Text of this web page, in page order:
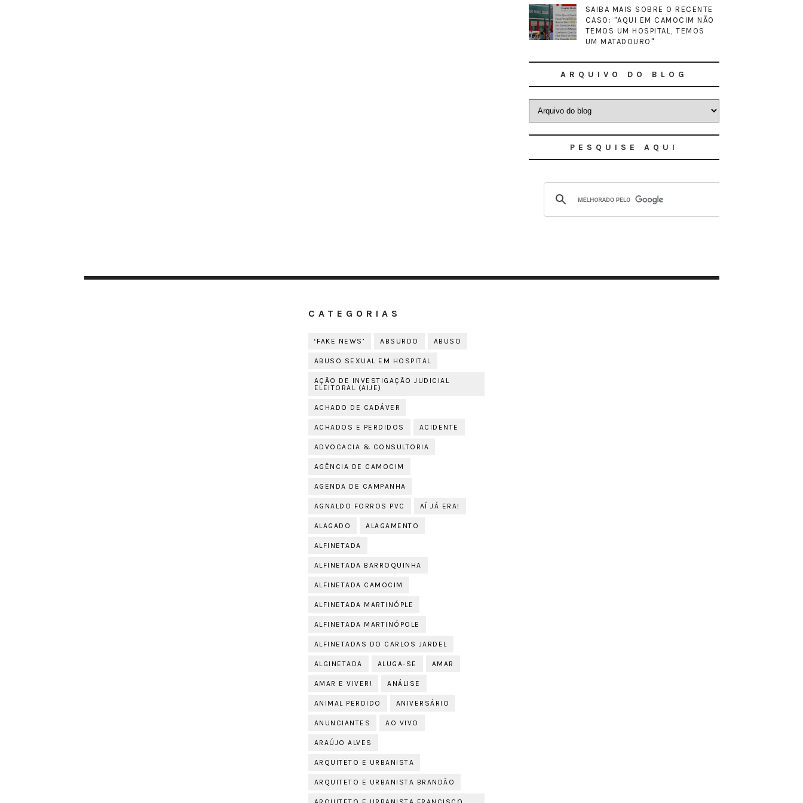
SAIBA MAIS SOBRE O RECENTE
CASO: "AQUI EM CAMOCIM NÃO
TEMOS UM HOSPITAL, TEMOS
UM MATADOURO"
ARQUIVO DO BLOG
PESQUISE AQUI
CATEGORIAS
‘FAKE NEWS’ ABSURDO ABUSO
ABUSO SEXUAL EM HOSPITAL
AÇÃO DE INVESTIGAÇÃO JUDICIAL
ELEITORAL (AIJE)
ACHADO DE CADÁVER
ACHADOS E PERDIDOS ACIDENTE
ADVOCACIA & CONSULTORIA
AGÊNCIA DE CAMOCIM
AGENDA DE CAMPANHA
AGNALDO FORROS PVC AÍ JÁ ERA!
ALAGADO ALAGAMENTO
ALFINETADA
ALFINETADA BARROQUINHA
ALFINETADA CAMOCIM
ALFINETADA MARTINÓPLE
ALFINETADA MARTINÓPOLE
ALFINETADAS DO CARLOS JARDEL
ALGINETADA ALUGA-SE AMAR
AMAR E VIVER! ANÁLISE
ANIMAL PERDIDO ANIVERSÁRIO
ANUNCIANTES AO VIVO
ARAÚJO ALVES
ARQUITETO E URBANISTA
ARQUITETO E URBANISTA BRANDÃO